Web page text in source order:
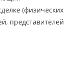
(физических
представителей